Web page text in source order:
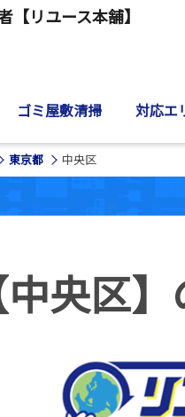
ゴミ屋敷清掃 対応エ
リユース本舗】
東京都 中央区
中央区